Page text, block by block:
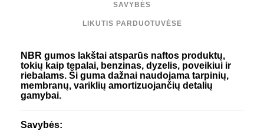
SAVYBĖS
LIKUTIS PARDUOTUVĖSE
NBR gumos lakštai atsparūs naftos produktų,
tokių kaip tepalai, benzinas, dyzelis, poveikiui ir
riebalams. Ši guma dažnai naudojama tarpinių,
membranų, variklių amortizuojančių detalių
gamybai.
Savybės: